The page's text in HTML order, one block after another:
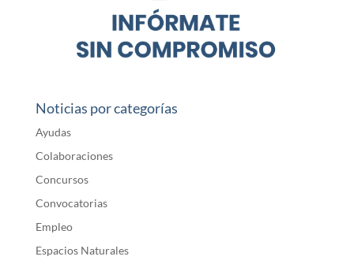
Noticias por categorías
Ayudas
Colaboraciones
Concursos
Convocatorias
Empleo
Espacios Naturales